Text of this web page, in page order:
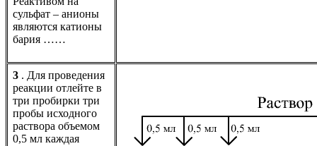
сульфат – анионы
являются катионы
бария ……
3 . Для проведения
реакции отлейте в
три пробирки три
пробы исходного
раствора объемом
0,5 мл каждая